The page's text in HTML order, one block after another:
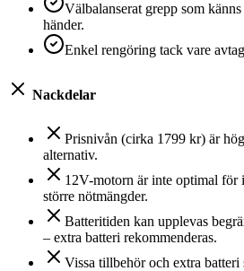
Välbalanserat grepp som
händer.
Enkel rengöring tack vare
Nackdelar
Prisnivån (cirka 1799 kr) är
alternativ.
12V-motorn är inte optimal för
större nötmängder.
Batteritiden kan upplevas
– extra batteri rekommenderas.
Vissa tillbehör och extra batteri